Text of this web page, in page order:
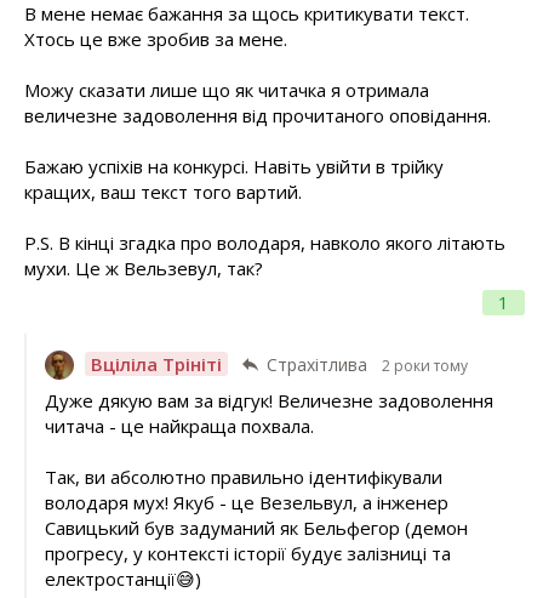
1
В мене немає бажання за щось критикувати текст.
Хтось це вже зробив за мене.
Можу сказати лише що як читачка я отримала
величезне задоволення від прочитаного оповідання.
Бажаю успіхів на конкурсі. Навіть увійти в трійку
кращих, ваш текст того вартий.
P.S. В кінці згадка про володаря, навколо якого літають
мухи. Це ж Вельзевул, так?
Вціліла Трініті Страхітлива 2 роки тому
Дуже дякую вам за відгук! Величезне задоволення
читача - це найкраща похвала.
Так, ви абсолютно правильно ідентифікували
володаря мух! Якуб - це Везельвул, а інженер
Савицький був задуманий як Бельфегор (демон
прогресу, у контексті історії будує залізниці та
електростанції😅)